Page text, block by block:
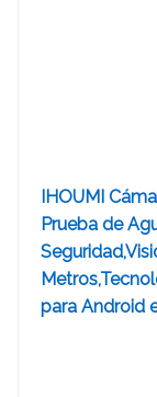
IHOUMI
Prueba de
para Android